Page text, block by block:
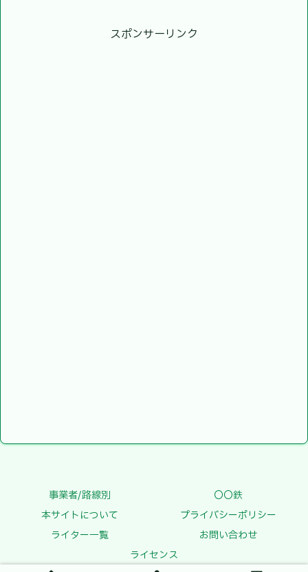
スポンサーリンク
事業者/路線別
〇〇鉄
本サイトについて
プライバシーポリシー
ライター一覧
お問い合わせ
ライセンス